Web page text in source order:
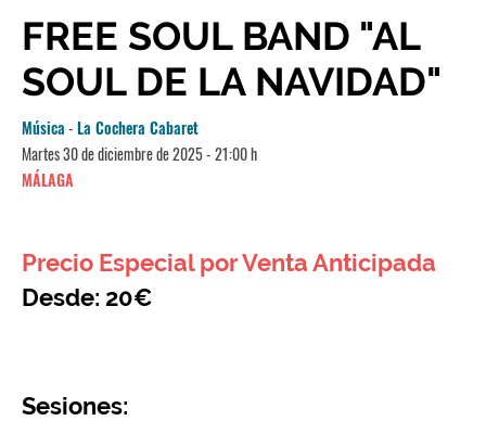
FREE SOUL BAND "AL
SOUL DE LA NAVIDAD"
Música-La Cochera Cabaret
Martes 30 de diciembre de 2025 - 21:00 h
MÁLAGA
Precio Especial por Venta Anticipada
Desde: 20€
Sesiones: